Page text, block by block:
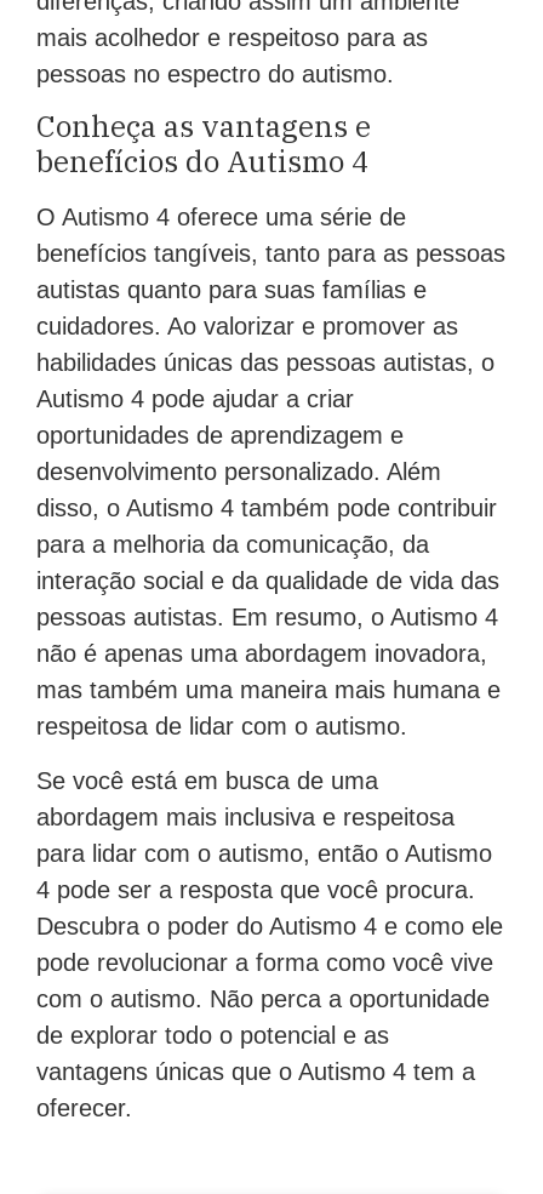
mais acolhedor e respeitoso para as
pessoas no espectro do autismo.
Conheça as vantagens e
benefícios do Autismo 4
O Autismo 4 oferece uma série de
benefícios tangíveis, tanto para as pessoas
autistas quanto para suas famílias e
cuidadores. Ao valorizar e promover as
habilidades únicas das pessoas autistas, o
Autismo 4 pode ajudar a criar
oportunidades de aprendizagem e
desenvolvimento personalizado. Além
disso, o Autismo 4 também pode contribuir
para a melhoria da comunicação, da
interação social e da qualidade de vida das
pessoas autistas. Em resumo, o Autismo 4
não é apenas uma abordagem inovadora,
mas também uma maneira mais humana e
respeitosa de lidar com o autismo.
Se você está em busca de uma
abordagem mais inclusiva e respeitosa
para lidar com o autismo, então o Autismo
4 pode ser a resposta que você procura.
Descubra o poder do Autismo 4 e como ele
pode revolucionar a forma como você vive
com o autismo. Não perca a oportunidade
de explorar todo o potencial e as
vantagens únicas que o Autismo 4 tem a
oferecer.